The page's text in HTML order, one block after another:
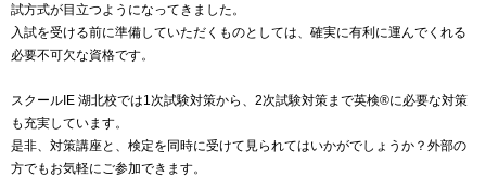
試方式が目立つようになってきました。
入試を受ける前に準備していただくものとしては、確実に有利に運んでくれる
必要不可欠な資格です。
スクールIE 湖北校では1次試験対策から、2次試験対策まで英検®に必要な対策
も充実しています。
是非、対策講座と、検定を同時に受けて見られてはいかがでしょうか？外部の
方でもお気軽にご参加できます。